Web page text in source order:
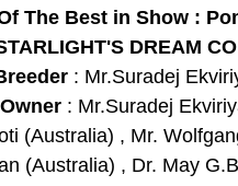
The Best in Show :
DREAM
: Mr.Suradej
Owner : Mr.Suradej
(Australia) , Mr.
(Australia) , Dr. May